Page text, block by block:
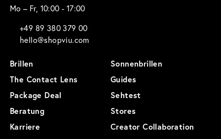
Mo – Fr, 10:00 - 17:00
+49 89 380 379 00
hello@shopviu.com
Brillen
Sonnenbrillen
The Contact Lens
Guides
Package Deal
Sehtest
Beratung
Stores
Karriere
Creator Collaboration